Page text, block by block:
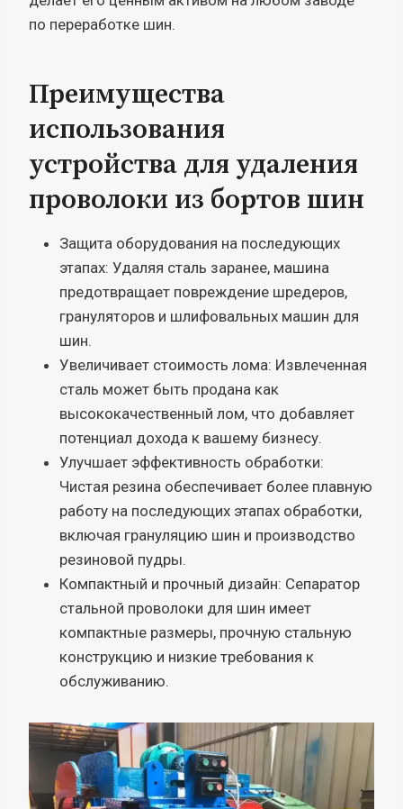
по переработке шин.
Преимущества
использования
устройства для удаления
проволоки из бортов шин
Защита оборудования на последующих
этапах: Удаляя сталь заранее, машина
предотвращает повреждение шредеров,
грануляторов и шлифовальных машин для
шин.
Увеличивает стоимость лома: Извлеченная
сталь может быть продана как
высококачественный лом, что добавляет
потенциал дохода к вашему бизнесу.
Улучшает эффективность обработки:
Чистая резина обеспечивает более плавную
работу на последующих этапах обработки,
включая грануляцию шин и производство
резиновой пудры.
Компактный и прочный дизайн: Сепаратор
стальной проволоки для шин имеет
компактные размеры, прочную стальную
конструкцию и низкие требования к
обслуживанию.